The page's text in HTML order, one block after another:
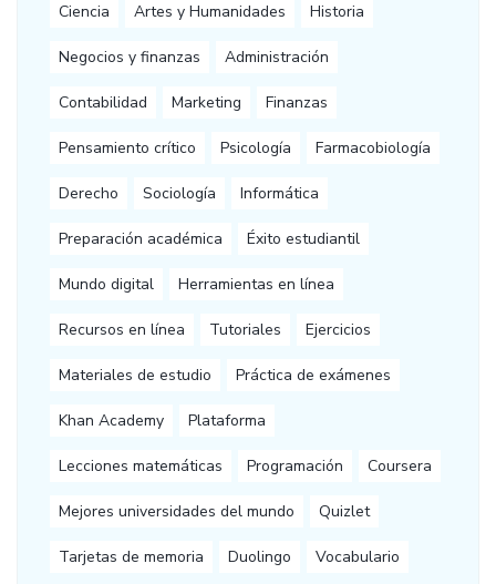
Ciencia Artes y Humanidades Historia
Negocios y finanzas Administración
Contabilidad Marketing Finanzas
Pensamiento crítico Psicología Farmacobiología
Derecho Sociología Informática
Preparación académica Éxito estudiantil
Mundo digital Herramientas en línea
Recursos en línea Tutoriales Ejercicios
Materiales de estudio Práctica de exámenes
Khan Academy Plataforma
Lecciones matemáticas Programación Coursera
Mejores universidades del mundo Quizlet
Tarjetas de memoria Duolingo Vocabulario